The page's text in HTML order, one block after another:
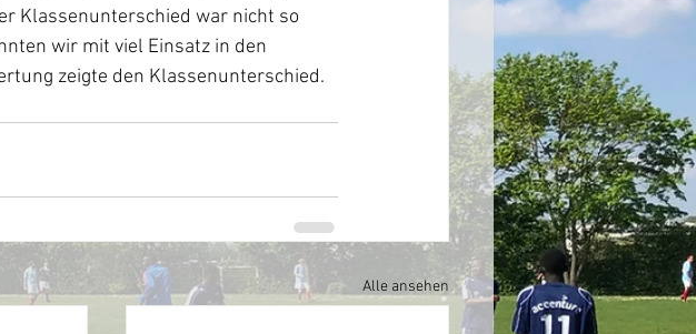
Klassenunterschied war nicht so
wir mit viel Einsatz in den
zeigte den Klassenunterschied.
Alle ansehen